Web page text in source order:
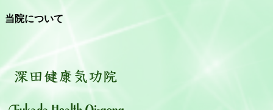
当院について